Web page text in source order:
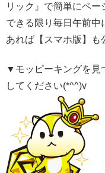
リック』で簡単にペ
できる限り毎日午前
あれば【スマホ版】も
▼モッピーキングを見
してください(*^^)v